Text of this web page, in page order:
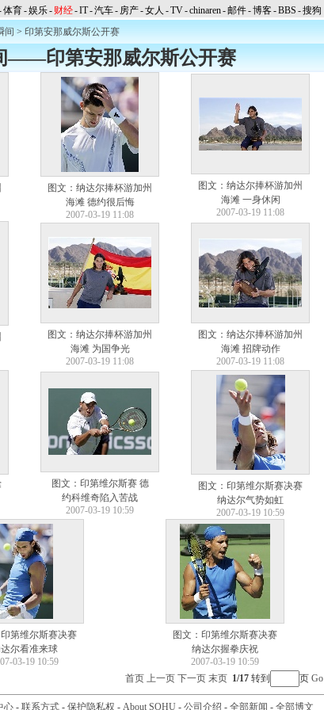
体育-娱乐- 财经-IT-汽车- 房产-女人 -TV-chinaren-邮件-博客-BBS -搜狗
间 > 印第安那威尔斯公开赛
——印第安那威尔斯公开赛
图文：纳达尔捧杯游加州
海滩 德约很后悔
2007-03-19 11:08
图文：纳达尔捧杯游加州
海滩 一身休闲
2007-03-19 11:08
图文：纳达尔捧杯游加州
海滩 为国争光
2007-03-19 11:08
图文：纳达尔捧杯游加州
海滩 招牌动作
2007-03-19 11:08
图文：印第维尔斯赛 德
约科维奇陷入苦战
2007-03-19 10:59
图文：印第维尔斯赛决赛
纳达尔气势如虹
2007-03-19 10:59
第维尔斯赛决赛
尔看准来球
03-19 10:59
图文：印第维尔斯赛决赛
纳达尔握拳庆祝
2007-03-19 10:59
首页 上一页 下一页 末页 1/17 转到 页 Go
心- 联系方式- 保护隐私权 - About SOHU- 公司介绍 - 全部新闻 - 全部博文